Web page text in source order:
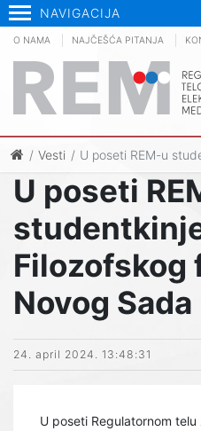
NAVIGACIJA
O NAMA NAJČEŠĆA PITANJA
Vesti U poseti REM-u
U poseti
Filozofskog
Novog Sada
24. april 2024. 13:48:31
U poseti Regulatornom